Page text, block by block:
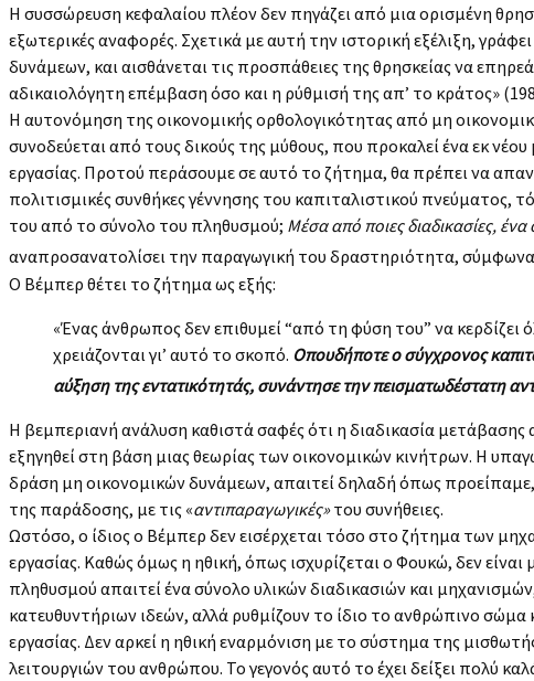
Η συσσώρευση κεφαλαίου πλέον δεν πηγάζει από μια ορισμένη
εξωτερικές αναφορές. Σχετικά με αυτή την ιστορική εξέλιξη,
δυνάμεων, και αισθάνεται τις προσπάθειες της θρησκείας να
αδικαιολόγητη επέμβαση όσο και η ρύθμισή της απ’ το κράτος»
Η αυτονόμηση της οικονομικής ορθολογικότητας από μη
συνοδεύεται από τους δικούς της μύθους, που προκαλεί ένα εκ
εργασίας. Προτού περάσουμε σε αυτό το ζήτημα, θα πρέπει να
πολιτισμικές συνθήκες γέννησης του καπιταλιστικού
του από το σύνολο του πληθυσμού; Μέσα από ποιες διαδικασίες,
αναπροσανατολίσει την παραγωγική του δραστηριότητα,
Ο Βέμπερ θέτει το ζήτημα ως εξής:
«Ένας άνθρωπος δεν επιθυμεί “από τη φύση του” να κερδίζει
χρειάζονται γι’ αυτό το σκοπό. Οπουδήποτε ο σύγχρονος
αύξηση της εντατικότητάς, συνάντησε την πεισματωδέστατη
Η βεμπεριανή ανάλυση καθιστά σαφές ότι η διαδικασία μετάβασης
εξηγηθεί στη βάση μιας θεωρίας των οικονομικών κινήτρων. Η
δράση μη οικονομικών δυνάμεων, απαιτεί δηλαδή όπως
της παράδοσης, με τις «αντιπαραγωγικές»του συνήθειες.
Ωστόσο, ο ίδιος ο Βέμπερ δεν εισέρχεται τόσο στο ζήτημα των
εργασίας. Καθώς όμως η ηθική, όπως ισχυρίζεται ο Φουκώ, δεν
πληθυσμού απαιτεί ένα σύνολο υλικών διαδικασιών και
κατευθυντήριων ιδεών, αλλά ρυθμίζουν το ίδιο το ανθρώπινο σώμα
εργασίας. Δεν αρκεί η ηθική εναρμόνιση με το σύστημα της
λειτουργιών του ανθρώπου. Το γεγονός αυτό το έχει δείξει πολύ